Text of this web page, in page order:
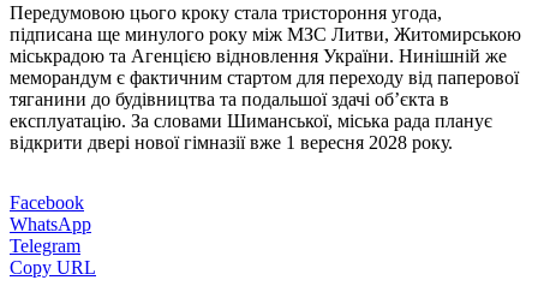
Передумовою цього кроку стала тристороння угода,
підписана ще минулого року між МЗС Литви, Житомирською
міськрадою та Агенцією відновлення України. Нинішній же
меморандум є фактичним стартом для переходу від паперової
тяганини до будівництва та подальшої здачі об’єкта в
експлуатацію. За словами Шиманської, міська рада планує
відкрити двері нової гімназії вже 1 вересня 2028 року.
Facebook
WhatsApp
Telegram
Copy URL